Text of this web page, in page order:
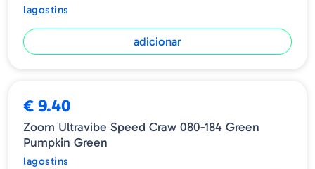
lagostins
adicionar
€ 9.40
Zoom Ultravibe Speed Craw 080-184 Green
Pumpkin Green
lagostins